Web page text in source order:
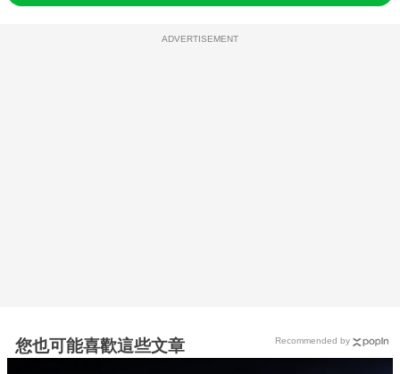
ADVERTISEMENT
您也可能喜歡這些文章 Recommended by